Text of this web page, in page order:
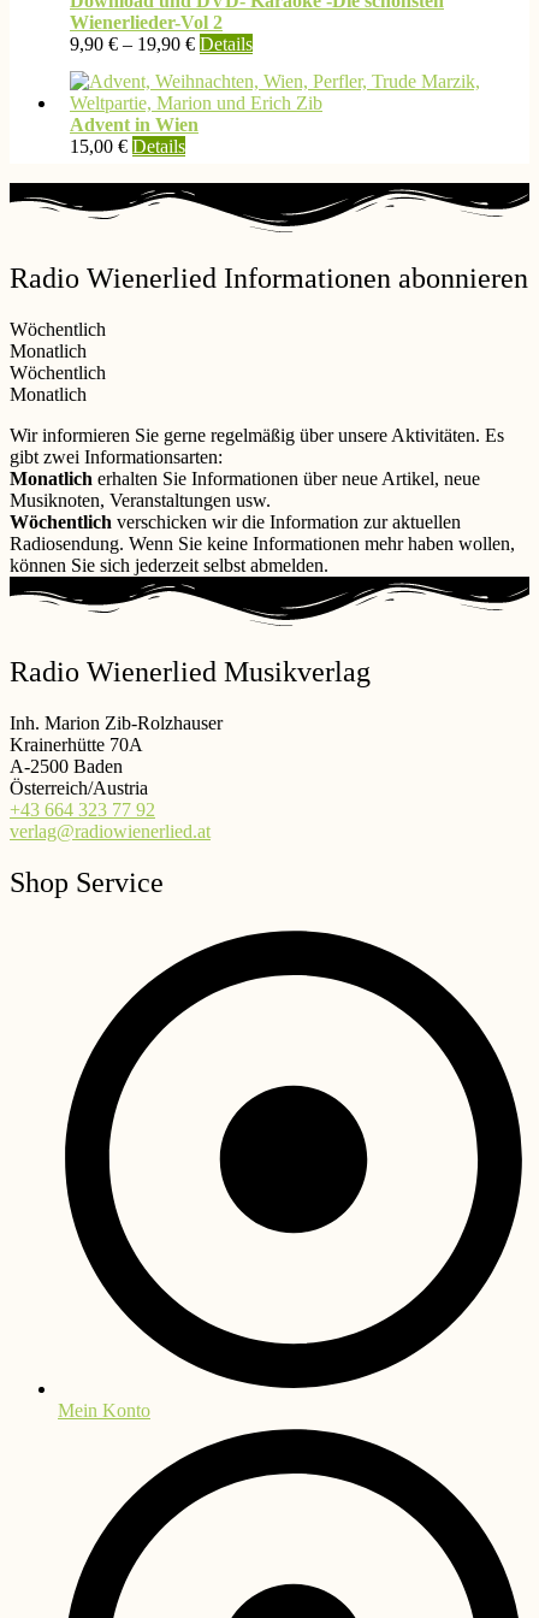
Wienerlieder-Vol 2
9,90 € – 19,90 € DetailsDieses
weist
mehrere
können
auf
Produktseite
Advent in Wien
15,00 € Details
Radio Wienerlied Informationen abonnieren
Wöchentlich
Monatlich
Wöchentlich
Monatlich
Wir informieren Sie gerne regelmäßig über unsere Aktivitäten. Es
gibt zwei Informationsarten:
Monatlich erhalten Sie Informationen über neue Artikel, neue
Musiknoten, Veranstaltungen usw.
Wöchentlich verschicken wir die Information zur aktuellen
Radiosendung. Wenn Sie keine Informationen mehr haben wollen,
können Sie sich jederzeit selbst abmelden.
Radio Wienerlied Musikverlag
Inh. Marion Zib-Rolzhauser
Krainerhütte 70A
A-2500 Baden
Österreich/Austria
+43 664 323 77 92
verlag@radiowienerlied.at
Shop Service
Mein Konto